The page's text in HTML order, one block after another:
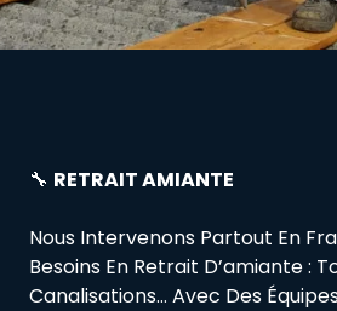
🔧 RETRAIT AMIANTE
Nous Intervenons Partout En
Besoins En Retrait D’amiante :
Canalisations… Avec Des